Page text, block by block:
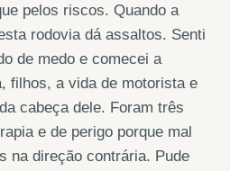
pelos riscos. Quando a
rodovia dá assaltos. Senti
de medo e comecei a
filhos, a vida de motorista e
cabeça dele. Foram três
e de perigo porque mal
na direção contrária. Pude